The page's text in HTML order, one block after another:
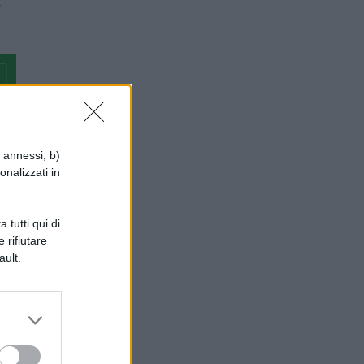
b)
in
tutti qui di
rifiutare